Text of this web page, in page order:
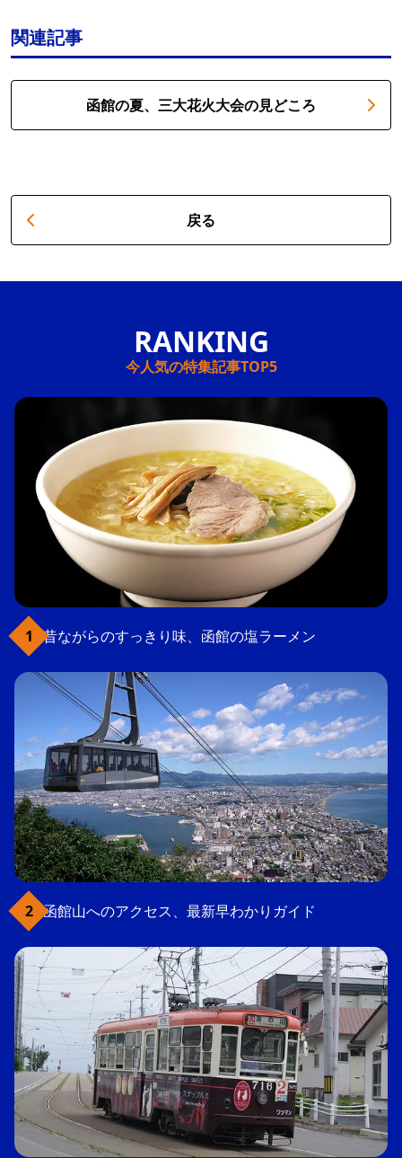
関連記事
函館の夏、三大花火大会の見どころ
戻る
今人気の特集記事TOP5
昔ながらのすっきり味、函館の塩ラーメン
函館山へのアクセス、最新早わかりガイド